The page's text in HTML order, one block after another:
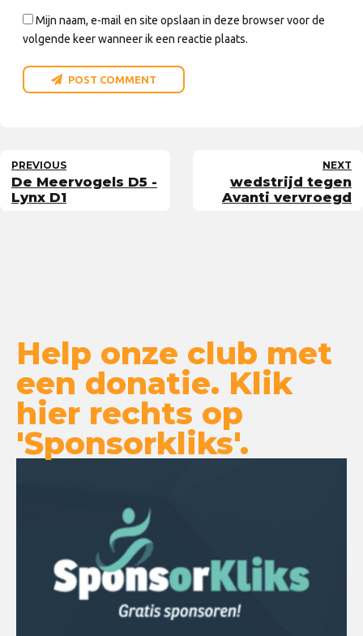
Mijn naam, e-mail en site opslaan in deze browser voor de
volgende keer wanneer ik een reactie plaats.
POST COMMENT
PREVIOUS
De Meervogels D5 -
Lynx D1
NEXT
wedstrijd tegen
Avanti vervroegd
Help onze club met
een donatie. Klik
hier rechts op
'Sponsorkliks'.